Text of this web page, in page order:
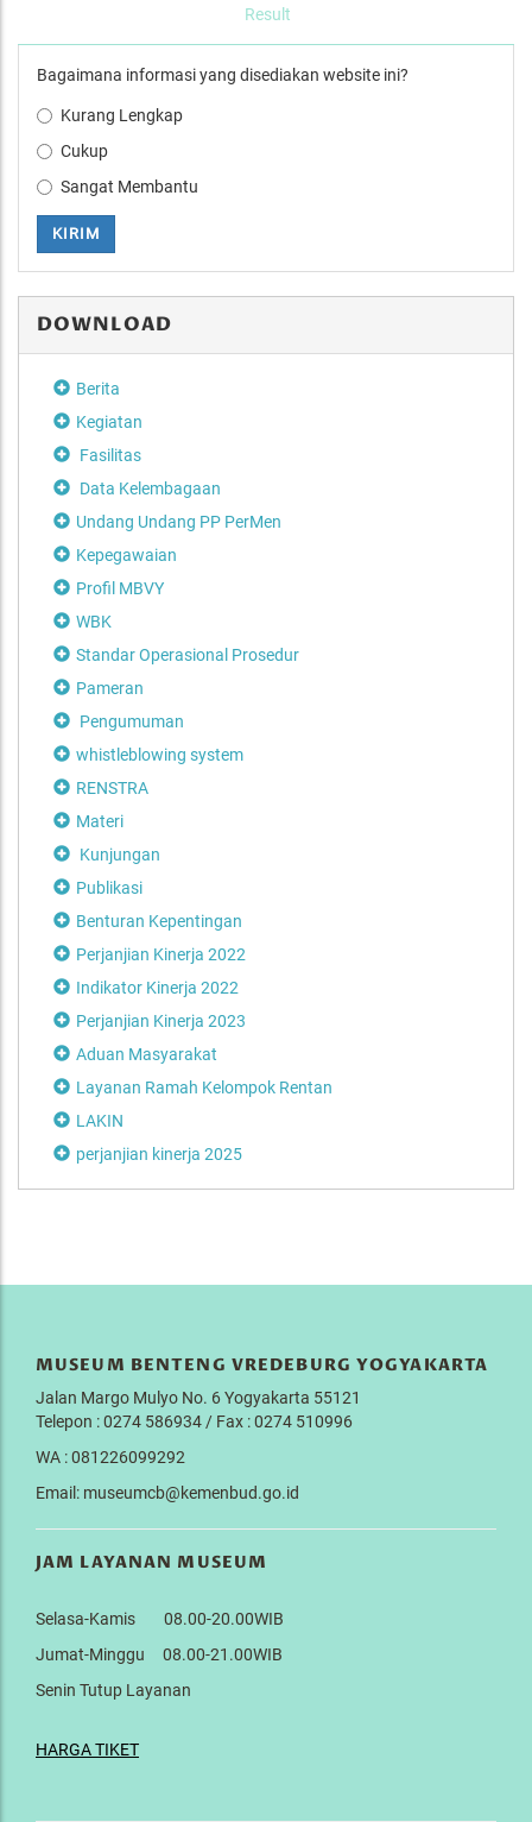
Result
Bagaimana informasi yang disediakan website ini?
Kurang Lengkap
Cukup
Sangat Membantu
KIRIM
DOWNLOAD
Berita
Kegiatan
Fasilitas
Data Kelembagaan
Undang Undang PP PerMen
Kepegawaian
Profil MBVY
WBK
Standar Operasional Prosedur
Pameran
Pengumuman
whistleblowing system
RENSTRA
Materi
Kunjungan
Publikasi
Benturan Kepentingan
Perjanjian Kinerja 2022
Indikator Kinerja 2022
Perjanjian Kinerja 2023
Aduan Masyarakat
Layanan Ramah Kelompok Rentan
LAKIN
perjanjian kinerja 2025
MUSEUM BENTENG VREDEBURG YOGYAKARTA
Jalan Margo Mulyo No. 6 Yogyakarta 55121
Telepon : 0274 586934 / Fax : 0274 510996
WA : 081226099292
Email: museumcb@kemenbud.go.id
JAM LAYANAN MUSEUM
Selasa-Kamis 08.00-20.00WIB
Jumat-Minggu 08.00-21.00WIB
Senin Tutup Layanan
HARGA TIKET